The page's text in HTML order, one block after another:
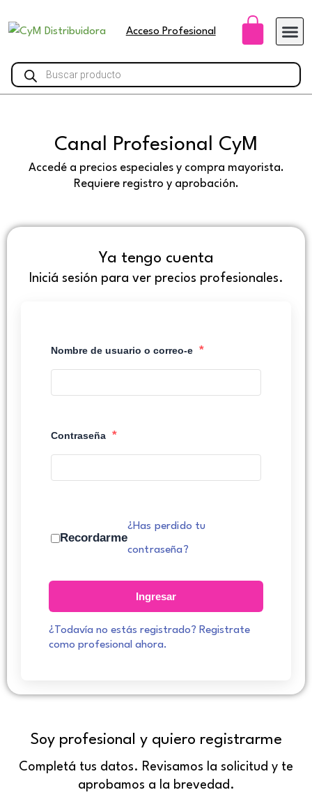
Acceso Profesional
Búsqueda
de
productos
Canal Profesional CyM
Accedé a precios especiales y compra mayorista.
Requiere registro y aprobación.
Ya tengo cuenta
Iniciá sesión para ver precios profesionales.
Nombre de usuario o correo-e *
Contraseña *
Recordarme
¿Has perdido tu
contraseña?
Ingresar
¿Todavía no estás registrado? Registrate
como profesional ahora.
Soy profesional y quiero registrarme
Completá tus datos. Revisamos la solicitud y te
aprobamos a la brevedad.